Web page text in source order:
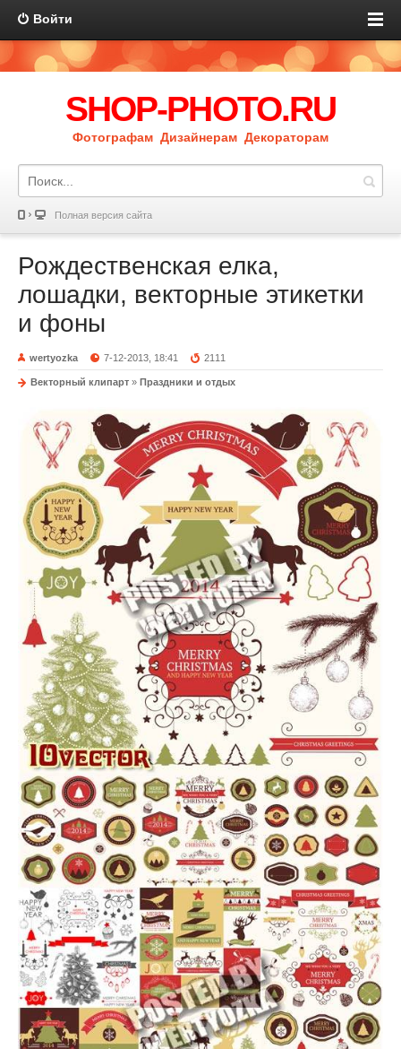
Войти
SHOP-PHOTO.RU
Фотографам Дизайнерам Декораторам
Полная версия сайта
Рождественская елка,
лошадки, векторные этикетки
и фоны
wertyozka 7-12-2013, 18:41 2111
Векторный клипарт » Праздники и отдых